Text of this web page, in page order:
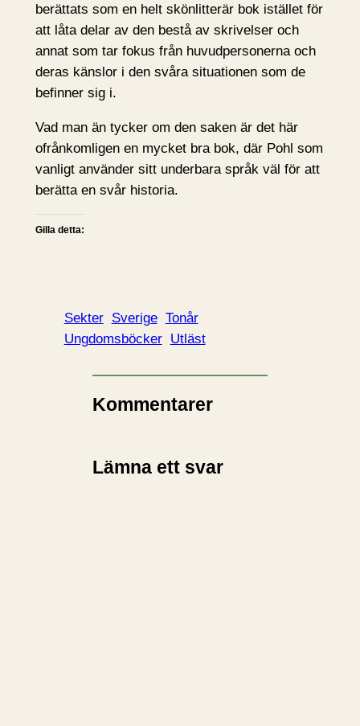
berättats som en helt skönlitterär bok istället för
att låta delar av den bestå av skrivelser och
annat som tar fokus från huvudpersonerna och
deras känslor i den svåra situationen som de
befinner sig i.
Vad man än tycker om den saken är det här
ofrånkomligen en mycket bra bok, där Pohl som
vanligt använder sitt underbara språk väl för att
berätta en svår historia.
Gilla detta:
Sekter Sverige Tonår
Ungdomsböcker Utläst
Kommentarer
Lämna ett svar